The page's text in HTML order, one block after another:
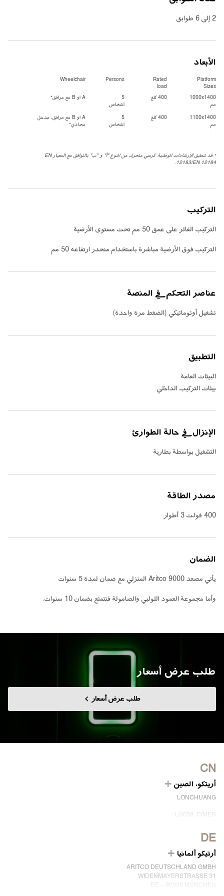
2 إلى 6 طوابق
الأبعاد
Platform
Sizes
1000x1400
مم
1100x1400
مم
Rated
load
400 كلغ
400 كلغ
Persons
5
اشخاص
5
اشخاص
Wheelchair
A او B مع مرافق*
A او B مع مرافق، مدخل
محاذي*
* قد تنطبق الإرشادات الوطنية. كرسي متحرك من النوع "أ" و "ب" بالتوافق مع المعيار ‎EN
12183/EN 12184.
التركيب
التركيب الغائر على عمق 50 مم تحت مستوى الأرضية
التركيب فوق الأرضية مباشرة باستخدام منحدر ارتفاعه 50 مم
عناصر التحكم في المنصة
تشغيل أوتوماتيكي (الضغط مرة واحدة)
التطبيق
البيئات العامة
بيئات التركيب الداخلي
الإنزال في حالة الطوارئ
التشغيل بواسطة بطارية
مصدر الطاقة
400 فولت 3 أطوار
الضمان
يأتي مصعد Aritco 9000 المنزلي مع ضمان لمدة 5 سنوات
وأما مجموعة العمود اللولبي والصامولة فتتمتع بضمان 10 سنوات.
طلب عرض أسعار
طلب عرض أسعار
CN
أريتكو، الصين
LONCHUANG
LG059, CIMEN
SHANGHAI, CHINA
INFO.CHINA@ARITCO.COM
الهاتف: +86 400 6233 121
ابق على تواصل معنا
DE
أرتيكو ألمانيا
ARITCO DEUTSCHLAND GMBH
WIDENMAYERSTRASSE 31
DE – 80538 MÜNCHEN